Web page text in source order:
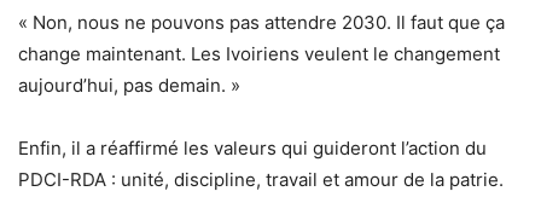
« Non, nous ne pouvons pas attendre 2030. Il faut que ça
change maintenant. Les Ivoiriens veulent le changement
aujourd’hui, pas demain. »
Enfin, il a réaffirmé les valeurs qui guideront l’action du
PDCI-RDA : unité, discipline, travail et amour de la patrie.